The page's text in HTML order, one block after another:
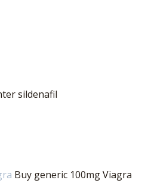
sildenafil
Buy generic 100mg Viagra